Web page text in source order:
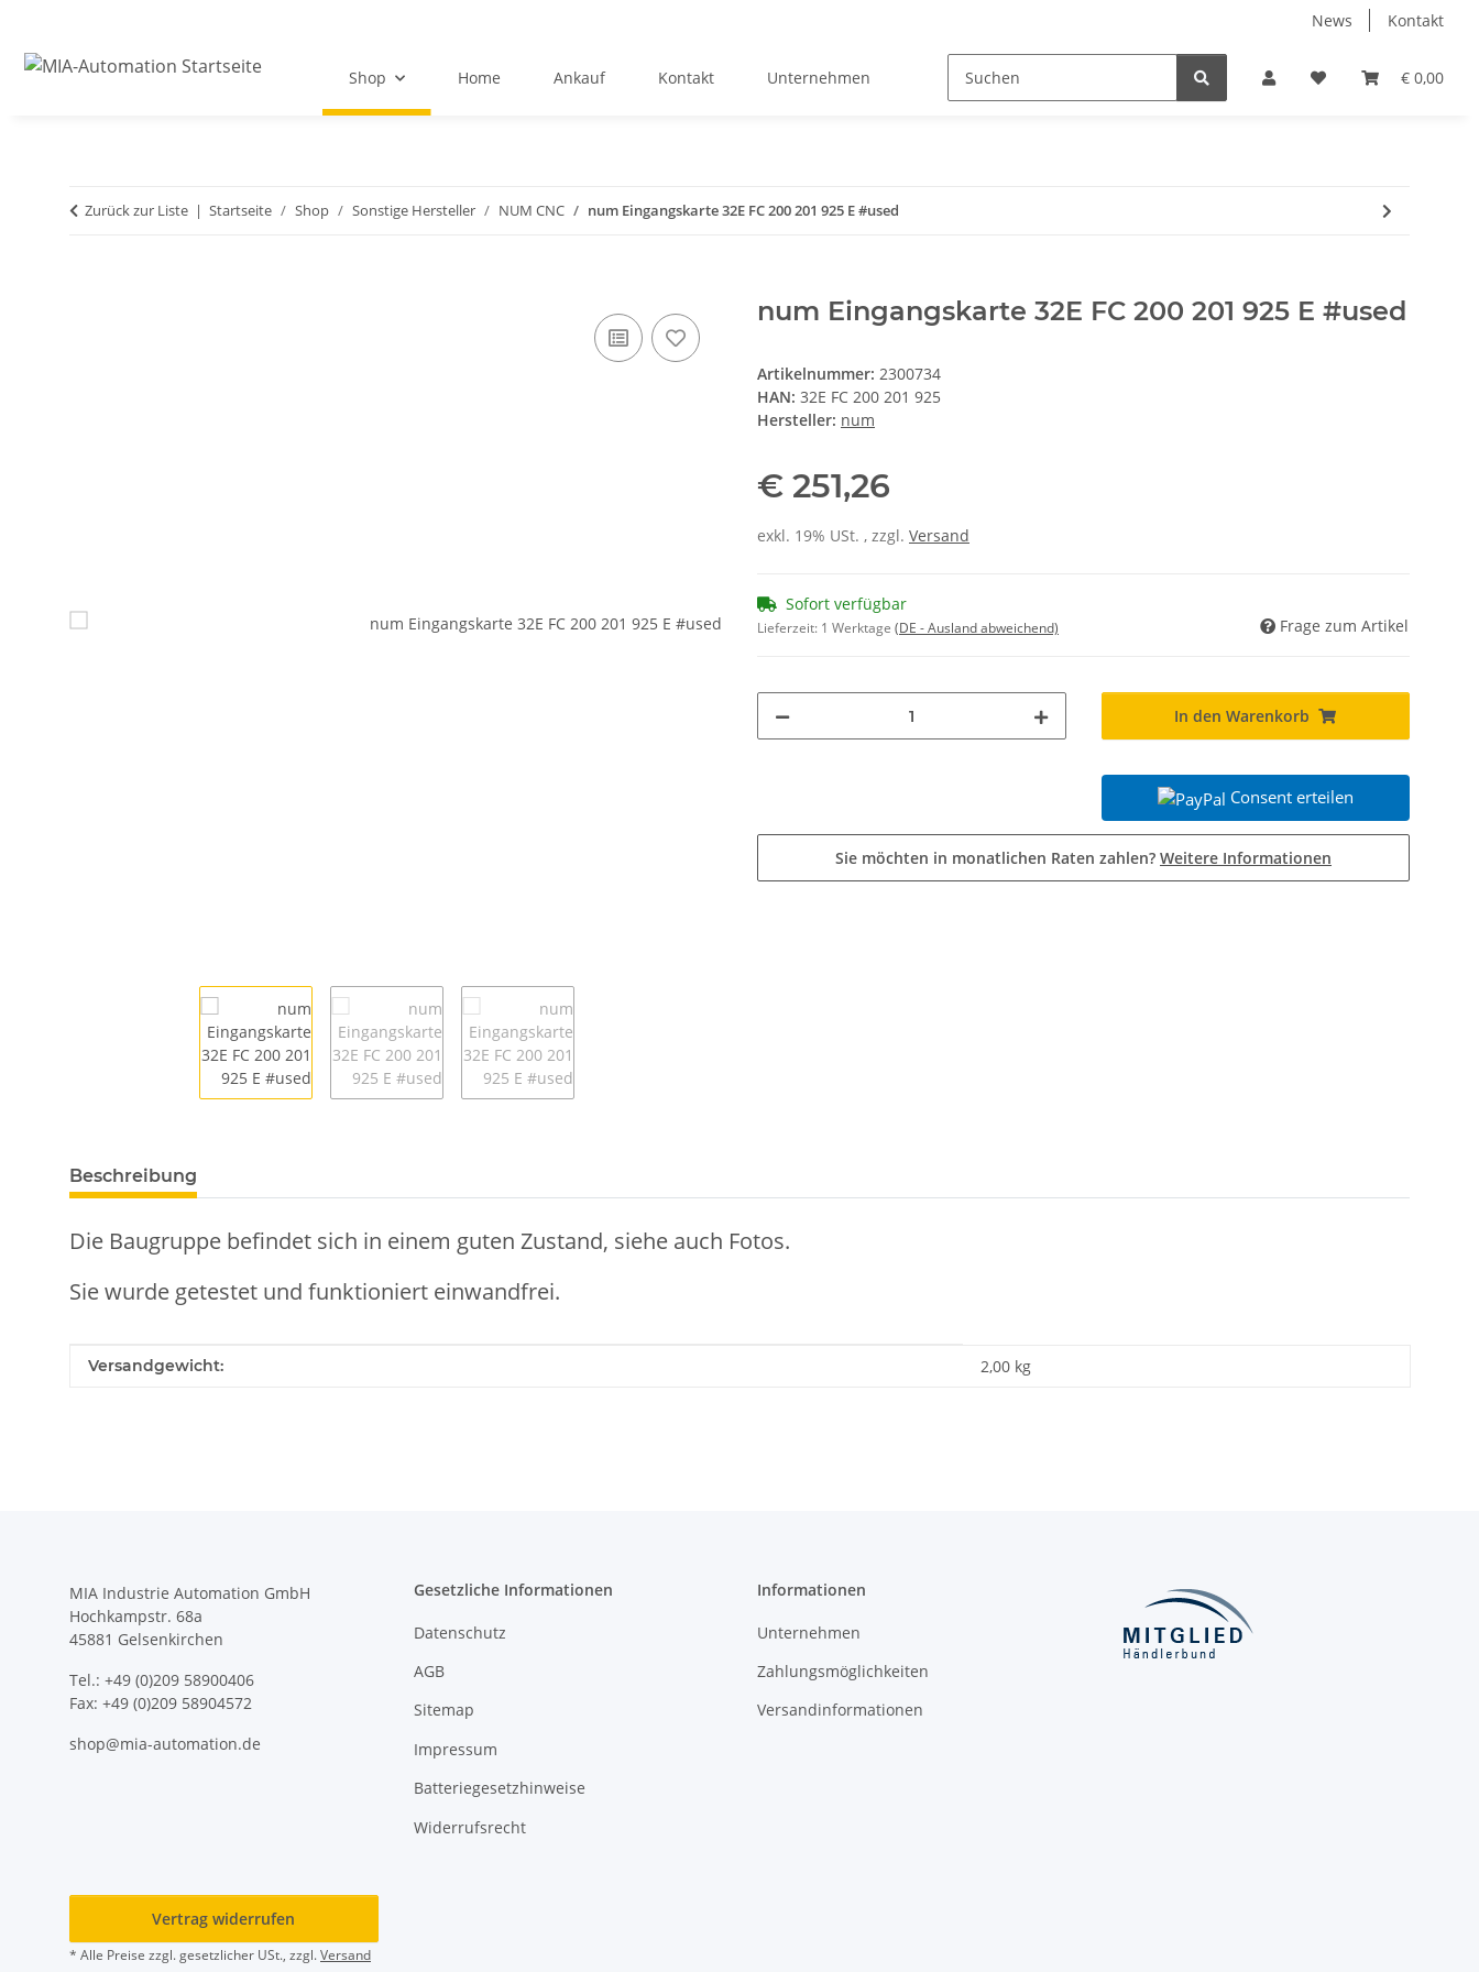
News Kontakt
€ 0,00
Shop Home Ankauf Kontakt Unternehmen
Zurück zur Liste Startseite Shop Sonstige Hersteller NUM CNC num Eingangskarte 32E FC 200 201 925 E #used
num Eingangskarte 32E FC 200 201 925 E #used
Artikelnummer: 2300734
HAN: 32E FC 200 201 925
Hersteller: num
€ 251,26
exkl. 19% USt. , zzgl. Versand
Sofort verfügbar
Lieferzeit: 1 Werktage (DE - Ausland abweichend) Frage zum Artikel
In den Warenkorb
Consent erteilen
Sie möchten in monatlichen Raten zahlen? Weitere Informationen
Beschreibung
Die Baugruppe befindet sich in einem guten Zustand, siehe auch Fotos.
Sie wurde getestet und funktioniert einwandfrei.
Produkteigenschaft
Wert
Versandgewicht: 2,00 kg
MIA Industrie Automation GmbH
Hochkampstr. 68a
45881 Gelsenkirchen
Tel.: +49 (0)209 58900406
Fax: +49 (0)209 58904572
shop@mia-automation.de
Gesetzliche Informationen
Datenschutz
AGB
Sitemap
Impressum
Batteriegesetzhinweise
Widerrufsrecht
Informationen
Unternehmen
Zahlungsmöglichkeiten
Versandinformationen
Vertrag widerrufen
* Alle Preise zzgl. gesetzlicher USt., zzgl.Versand